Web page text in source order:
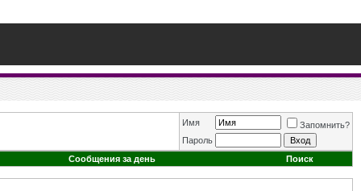
Имя
Запомнить?
Пароль
Сообщения за день Поиск